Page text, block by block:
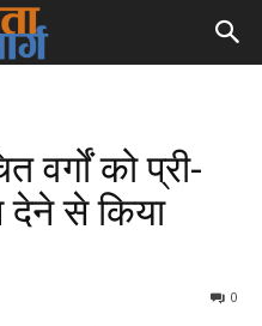
वर्गों को प्री-
देने से किया
0